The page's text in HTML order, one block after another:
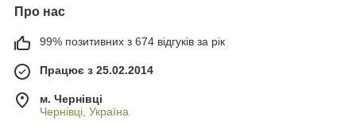
Про нас
99% позитивних з 674 відгуків за рік
Працює з 25.02.2014
м. Чернівці
Чернівці, Україна